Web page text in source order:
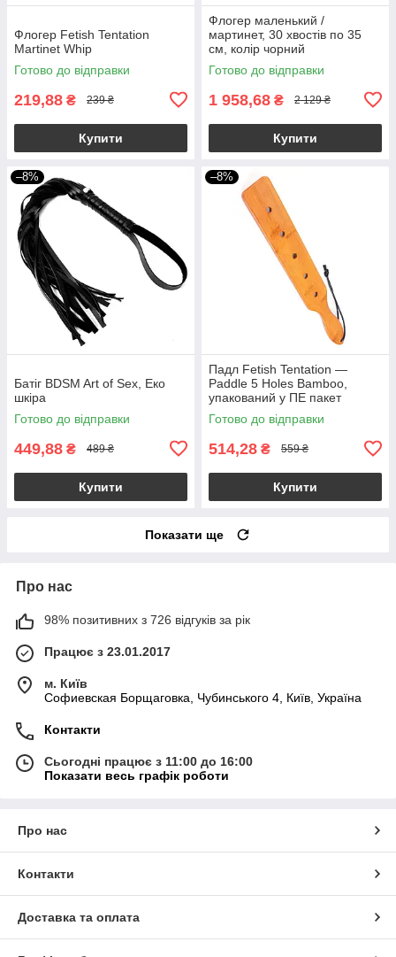
Флогер Fetish Tentation
Martinet Whip
Готово до відправки
219,88 ₴ 239 ₴
Купити
Флогер маленький /
мартинет, 30 хвостів по 35
см, колір чорний
Готово до відправки
1 958,68 ₴ 2 129 ₴
Купити
–8%
Батіг BDSM Art of Sex, Еко
шкіра
Готово до відправки
449,88 ₴ 489 ₴
Купити
–8%
Падл Fetish Tentation —
Paddle 5 Holes Bamboo,
упакований у ПЕ пакет
Готово до відправки
514,28 ₴ 559 ₴
Купити
Показати ще
Про нас
98% позитивних з 726 відгуків за рік
Працює з 23.01.2017
м. Київ
Софиевская Борщаговка, Чубинського 4, Київ, Україна
Контакти
Сьогодні працює з 11:00 до 16:00
Показати весь графік роботи
Про нас
Контакти
Доставка та оплата